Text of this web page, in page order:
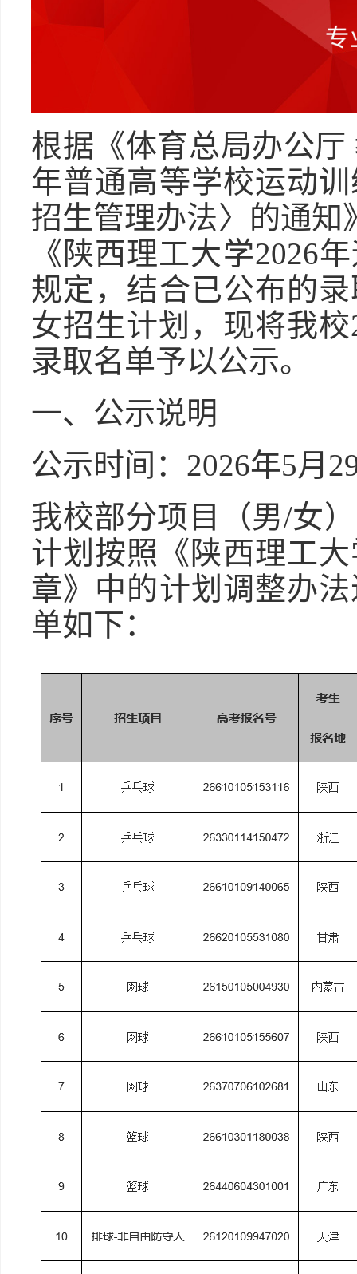
根据《体育总局办公
年普通高等学校运动
招生管理办法〉的通知
《陕西理工大学2026
规定，结合已公布的
女招生计划，现将我
录取名单予以公示。
一、公示说明
公示时间：2026年5月
我校部分项目（男/女
计划按照《陕西理工
章》中的计划调整办
单如下：